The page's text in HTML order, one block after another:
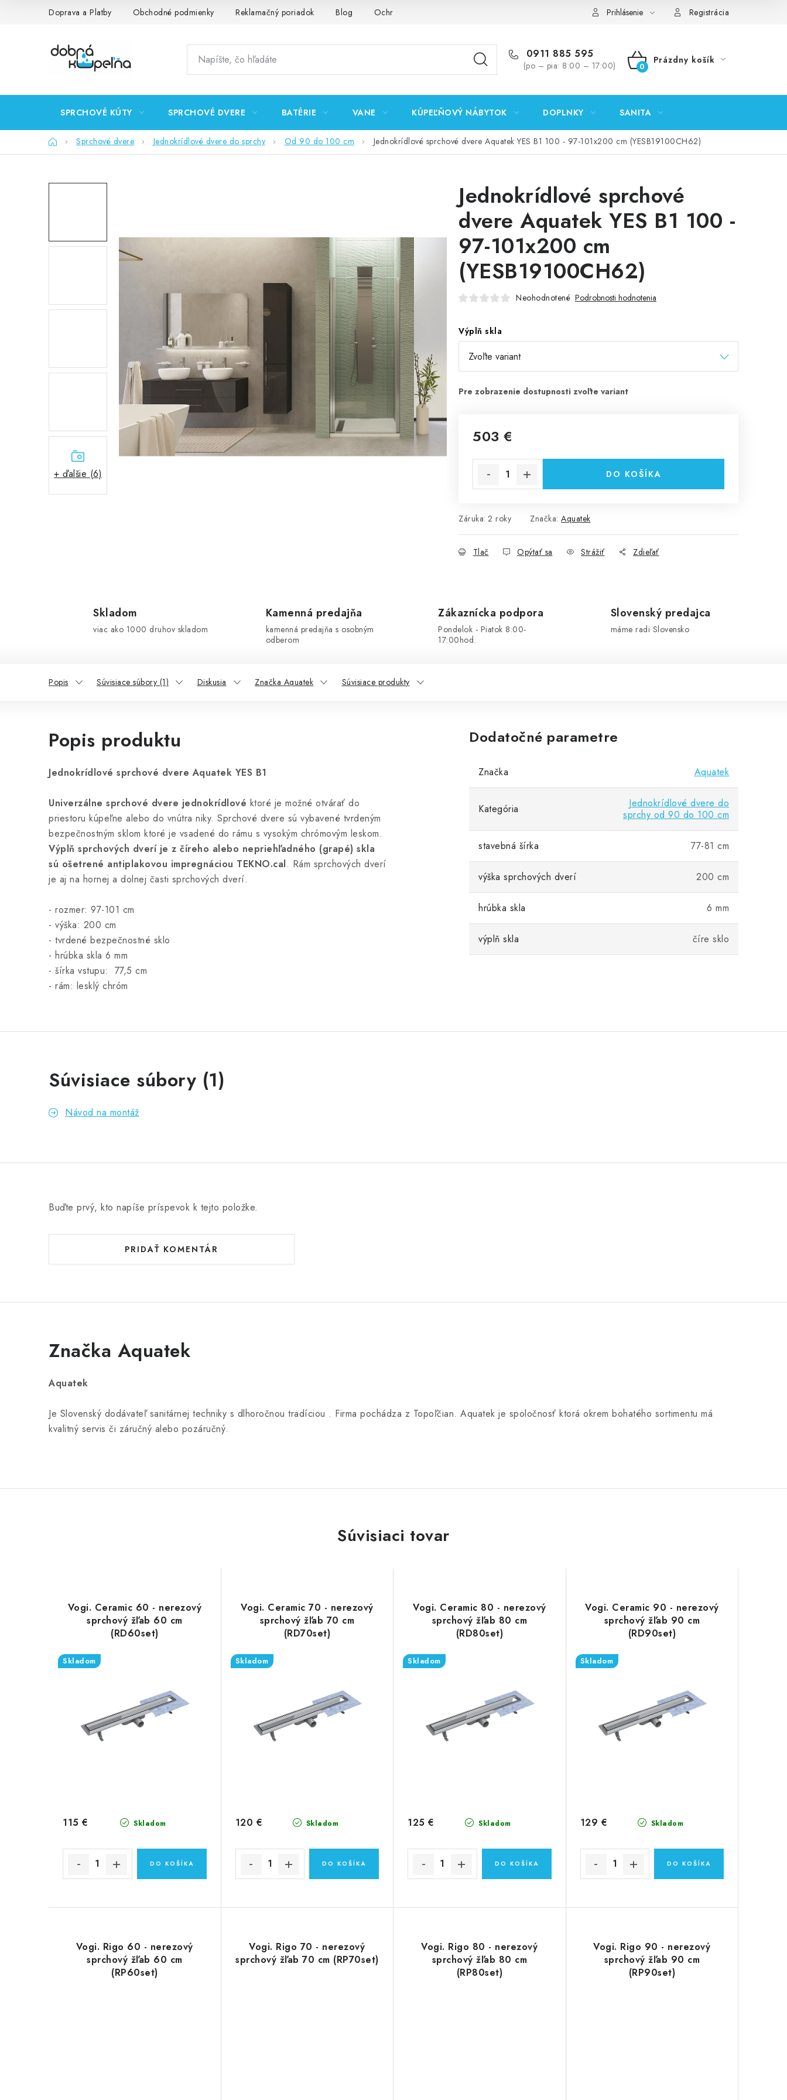
Doprava a Platby Obchodné podmienky Reklamačný poriadok Blog Ochrana osobných údajov GDPR Predajňa Nitra Formulár na vrátenie tovaru
Prihlásenie Registrácia
0911 885 595
(po – pia: 8:00 – 17:00)
NÁKUPNÝ
Prázdny košík
SPRCHOVÉ KÚTY SPRCHOVÉ DVERE BATÉRIE VANE KÚPEĽŇOVÝ NÁBYTOK DOPLNKY SANITA
DomovSprchové dvere Jednokrídlové dvere do sprchy Od 90 do 100 cm Jednokrídlové sprchové dvere Aquatek YES B1 100 - 97-101x200 cm (YESB19100CH62)
+ ďalšie (6)
Jednokrídlové sprchové
dvere Aquatek YES B1 100 -
97-101x200 cm
(YESB19100CH62)
Neohodnotené Podrobnosti hodnotenia
Výplň skla
503 €
DO KOŠÍKA
Záruka: 2 roky Značka: Aquatek
Tlač Opýtať sa Strážiť Zdieľať
Skladom
viac ako 1000 druhov skladom
Kamenná predajňa
kamenná predajňa s osobným
odberom
Zákaznícka podpora
Pondelok - Piatok 8:00-
17:00hod.
Slovenský predajca
máme radi Slovensko
Popis Súvisiace súbory (1) Diskusia Značka Aquatek Súvisiace produkty
Popis produktu
Jednokrídlové sprchové dvere Aquatek YES B1
Univerzálne sprchové dvere jednokrídlové ktoré je možné otvárať do
priestoru kúpeľne alebo do vnútra niky. Sprchové dvere sú vybavené tvrdeným
bezpečnostným sklom ktoré je vsadené do rámu s vysokým chrómovým leskom.
Výplň sprchových dverí je z číreho alebo nepriehľadného (grapé) skla
sú ošetrené antiplakovou impregnáciou TEKNO.cal. Rám sprchových dverí
je aj na hornej a dolnej časti sprchových dverí.
- rozmer: 97-101 cm
- výška: 200 cm
- tvrdené bezpečnostné sklo
- hrúbka skla 6 mm
- šírka vstupu: 77,5 cm
- rám: lesklý chróm
Dodatočné parametre
Značka Aquatek
Kategória
Jednokrídlové dvere do
sprchy od 90 do 100 cm
stavebná šírka 77-81 cm
výška sprchových dverí 200 cm
hrúbka skla 6 mm
výplň skla číre sklo
Súvisiace súbory (1)
Návod na montáž
Buďte prvý, kto napíše príspevok k tejto položke.
PRIDAŤ KOMENTÁR
Značka Aquatek
Aquatek
Je Slovenský dodávateľ sanitárnej techniky s dlhoročnou tradíciou . Firma pochádza z Topoľčian. Aquatek je spoločnosť ktorá okrem bohatého sortimentu má
kvalitný servis či záručný alebo pozáručný.
Súvisiaci tovar
Vogi. Ceramic 60 - nerezový
sprchový žľab 60 cm
(RD60set)
Skladom
Skladom
115 €
DO KOŠÍKA
Vogi. Ceramic 70 - nerezový
sprchový žľab 70 cm
(RD70set)
Skladom
Skladom
120 €
DO KOŠÍKA
Vogi. Ceramic 80 - nerezový
sprchový žľab 80 cm
(RD80set)
Skladom
Skladom
125 €
DO KOŠÍKA
Vogi. Ceramic 90 - nerezový
sprchový žľab 90 cm
(RD90set)
Skladom
Skladom
129 €
DO KOŠÍKA
Vogi. Rigo 60 - nerezový
sprchový žľab 60 cm
(RP60set)
Vogi. Rigo 70 - nerezový
sprchový žľab 70 cm (RP70set)
Vogi. Rigo 80 - nerezový
sprchový žľab 80 cm
(RP80set)
Vogi. Rigo 90 - nerezový
sprchový žľab 90 cm
(RP90set)